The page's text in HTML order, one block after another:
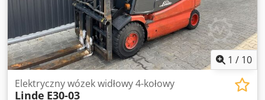
1 / 10
Elektryczny wózek widłowy 4-kołowy
Linde E30-03